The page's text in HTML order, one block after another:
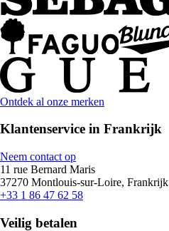
Ontdek al onze merken
Klantenservice in Frankrijk
Neem contact op
11 rue Bernard Maris
37270 Montlouis-sur-Loire, Frankrijk
+33 1 86 47 62 58
Veilig betalen